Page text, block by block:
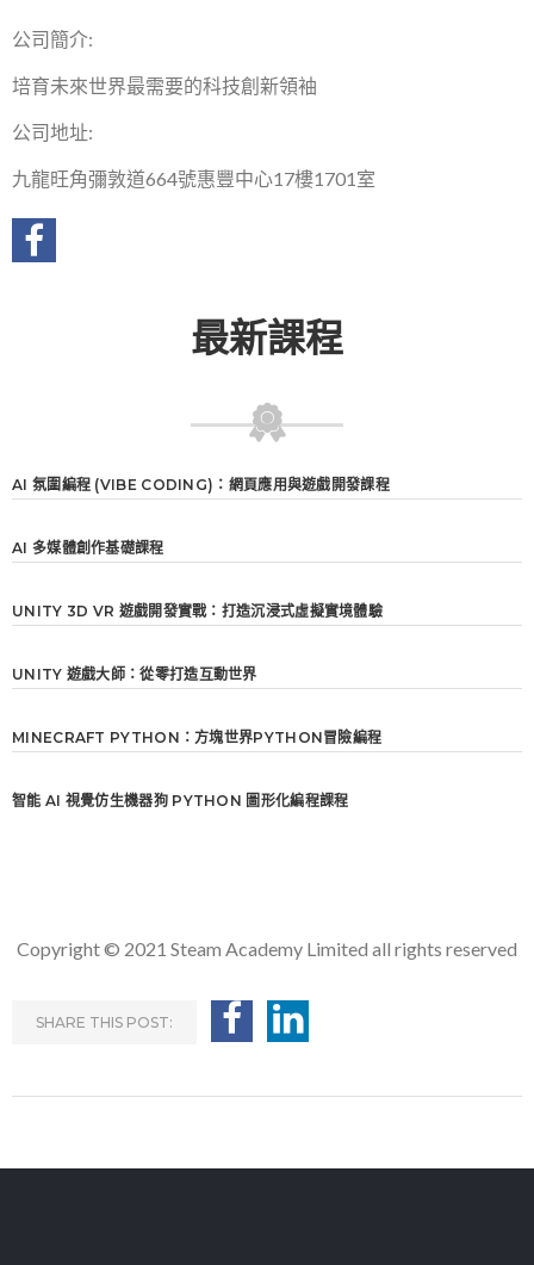
公司簡介:
培育未來世界最需要的科技創新領袖
公司地址:
九龍旺角彌敦道664號惠豐中心17樓1701室
最新課程
AI 氛圍編程 (VIBE CODING)：網頁應用與遊戲開發課程
AI 多媒體創作基礎課程
UNITY 3D VR 遊戲開發實戰：打造沉浸式虛擬實境體驗
UNITY 遊戲大師：從零打造互動世界
MINECRAFT PYTHON：方塊世界PYTHON冒險編程
智能 AI 視覺仿生機器狗 PYTHON 圖形化編程課程
Copyright © 2021 Steam Academy Limited all rights reserved
SHARE THIS POST: